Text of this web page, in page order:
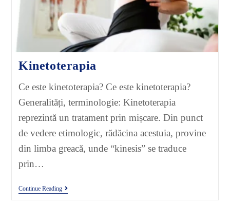
Kinetoterapia
Ce este kinetoterapia? Ce este kinetoterapia?
Generalități, terminologie: Kinetoterapia
reprezintă un tratament prin mișcare. Din punct
de vedere etimologic, rădăcina acestuia, provine
din limba greacă, unde “kinesis” se traduce
prin…
Continue Reading